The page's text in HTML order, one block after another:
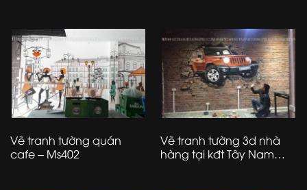
Vẽ tranh tường quán
cafe – Ms402
Vẽ tranh tường 3d nhà
hàng tại kđt Tây Nam